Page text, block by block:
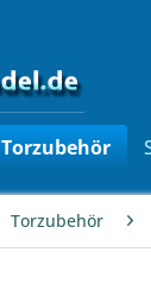
Torzubehör
Torzubehör